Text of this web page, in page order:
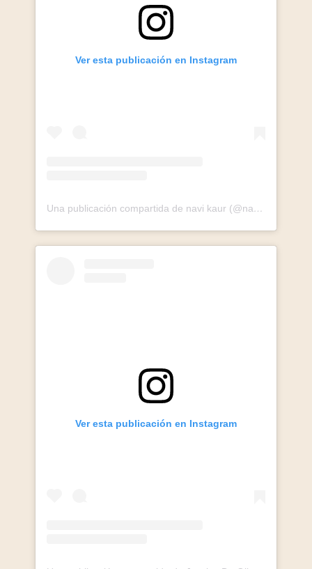
Ver esta publicación en Instagram
Una publicación compartida de navi kaur (@navik4ur)
Ver esta publicación en Instagram